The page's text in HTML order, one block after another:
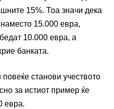
15%. Тоа значи дека
15.000 евра,
10.000 евра, а
банката.
станови учеството
за истиот пример ќе
евра.